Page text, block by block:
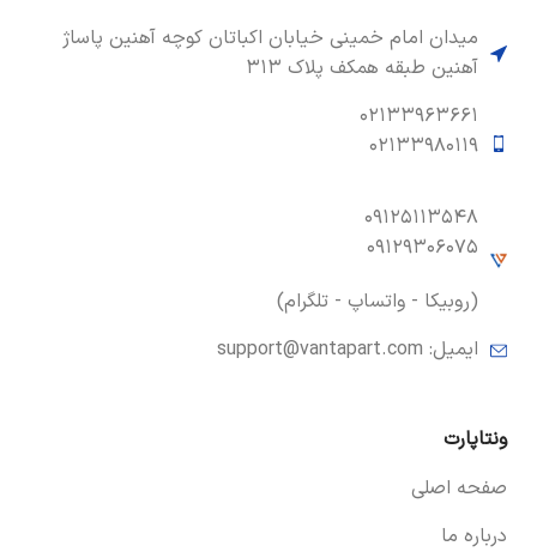
میدان امام خمینی خیابان اکباتان کوچه آهنین پاساژ
آهنین طبقه همکف پلاک ۳۱۳
۰۲۱۳۳۹۶۳۶۶۱
۰۲۱۳۳۹۸۰۱۱۹
۰۹۱۲۵۱۱۳۵۴۸
۰۹۱۲۹۳۰۶۰۷۵
(روبیکا - واتساپ - تلگرام)
ایمیل: support@vantapart.com
ونتاپارت
صفحه اصلی
درباره ما